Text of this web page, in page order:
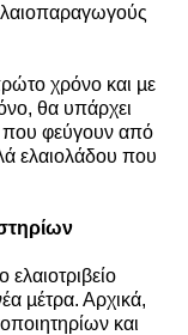
χρόνο και µε
θα υπάρχει
που φεύγουν από
ελαιολάδου που
µέτρα. Αρχικά,
και